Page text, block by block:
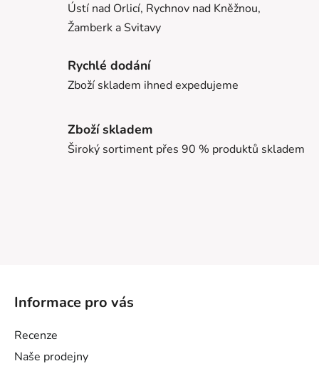
Ústí nad Orlicí, Rychnov nad Kněžnou,
Žamberk a Svitavy
Rychlé dodání
Zboží skladem ihned expedujeme
Zboží skladem
Široký sortiment přes 90 % produktů skladem
Informace pro vás
Recenze
Naše prodejny